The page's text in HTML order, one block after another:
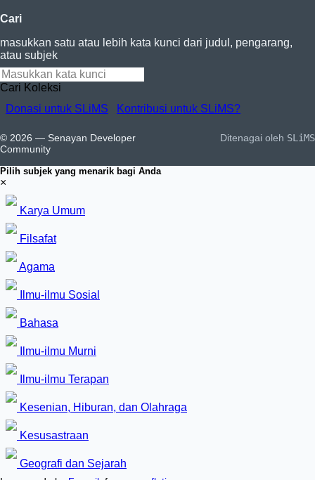
Cari
masukkan satu atau lebih kata kunci dari judul, pengarang,
atau subjek
Cari Koleksi
Donasi untuk SLiMS
Kontribusi untuk SLiMS?
© 2026 — Senayan Developer
Community
Ditenagai oleh SLiMS
Pilih subjek yang menarik bagi Anda
×
Karya Umum
Filsafat
Agama
Ilmu-ilmu Sosial
Bahasa
Ilmu-ilmu Murni
Ilmu-ilmu Terapan
Kesenian, Hiburan, dan Olahraga
Kesusastraan
Geografi dan Sejarah